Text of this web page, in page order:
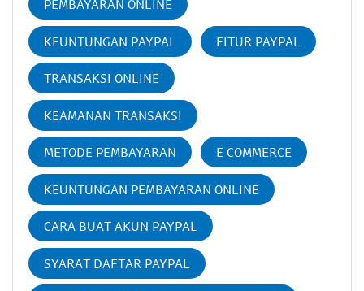
PEMBAYARAN ONLINE
KEUNTUNGAN PAYPAL FITUR PAYPAL
TRANSAKSI ONLINE
KEAMANAN TRANSAKSI
METODE PEMBAYARAN E COMMERCE
KEUNTUNGAN PEMBAYARAN ONLINE
CARA BUAT AKUN PAYPAL
SYARAT DAFTAR PAYPAL